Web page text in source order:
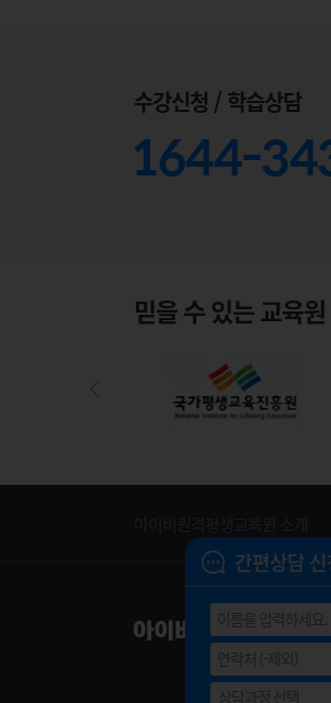
간편상담 신
수강신청 / 학습상담
믿을 수 있는 교육원